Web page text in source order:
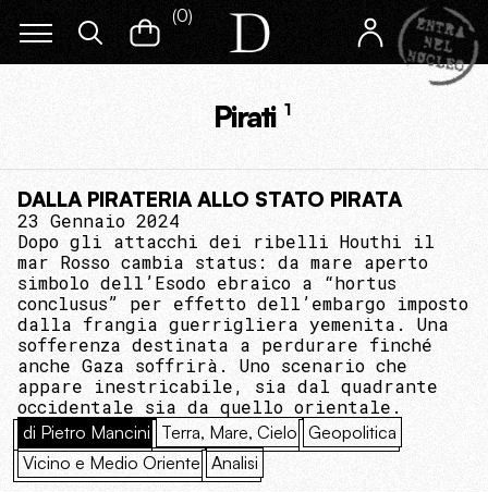
(0)
Pirati 1
DALLA PIRATERIA ALLO STATO PIRATA
23 Gennaio 2024
Dopo gli attacchi dei ribelli Houthi il
mar Rosso cambia status: da mare aperto
simbolo dell’Esodo ebraico a “hortus
conclusus” per effetto dell’embargo imposto
dalla frangia guerrigliera yemenita. Una
sofferenza destinata a perdurare finché
anche Gaza soffrirà. Uno scenario che
appare inestricabile, sia dal quadrante
occidentale sia da quello orientale.
di Pietro Mancini Terra, Mare, Cielo Geopolitica
Vicino e Medio Oriente Analisi